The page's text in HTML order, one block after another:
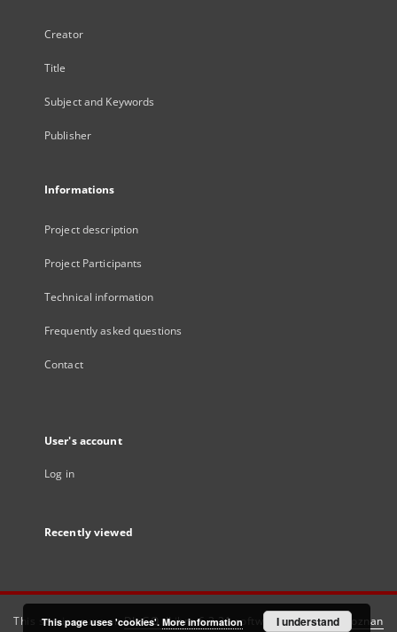
Creator
Title
Subject and Keywords
Publisher
Informations
Project description
Project Participants
Technical information
Frequently asked questions
Contact
User's account
Log in
Recently viewed
This service runs onDInGO dLibra 6.3.21software created by
Poznan
This page uses 'cookies'. More information I understand